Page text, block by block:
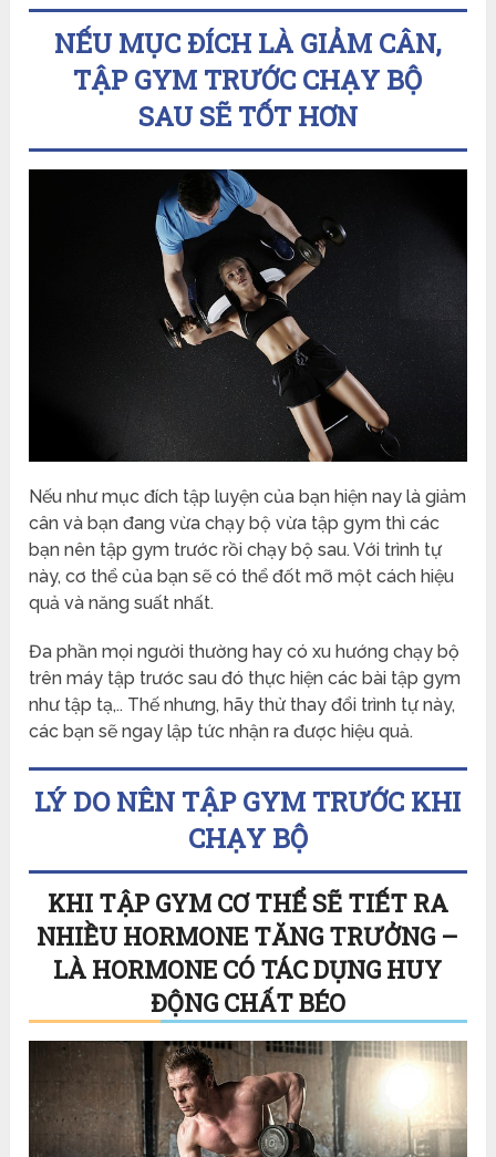
NẾU MỤC ĐÍCH LÀ GIẢM CÂN,
TẬP GYM TRƯỚC CHẠY BỘ
SAUSẼ TỐT HƠN
Nếu như mục đích tập luyện của bạn hiện nay là giảm
cân và bạn đang vừa chạy bộ vừa tập gym thì các
bạn nên tập gym trước rồi chạy bộ sau. Với trình tự
này, cơ thể của bạn sẽ có thể đốt mỡ một cách hiệu
quả và năng suất nhất.
Đa phần mọi người thường hay có xu hướng chạy bộ
trên máy tập trước sau đó thực hiện các bài tập gym
như tập tạ,.. Thế nhưng, hãy thử thay đổi trình tự này,
các bạn sẽ ngay lập tức nhận ra được hiệu quả.
LÝ DO NÊN TẬP GYM TRƯỚC KHI
CHẠY BỘ
KHI TẬP GYM CƠ THỂ SẼ TIẾT RA
NHIỀU HORMONE TĂNG TRƯỞNG –
LÀ HORMONE CÓ TÁC DỤNG HUY
ĐỘNG CHẤT BÉO